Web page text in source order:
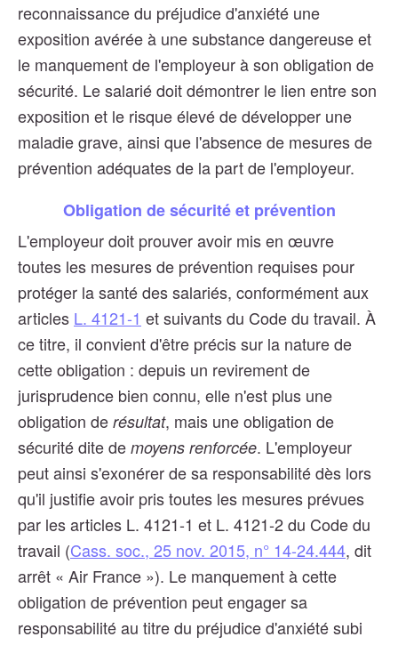
reconnaissance du préjudice d'anxiété une
exposition avérée à une substance dangereuse et
le manquement de l'employeur à son obligation de
sécurité. Le salarié doit démontrer le lien entre son
exposition et le risque élevé de développer une
maladie grave, ainsi que l'absence de mesures de
prévention adéquates de la part de l'employeur.
Obligation de sécurité et prévention
L'employeur doit prouver avoir mis en œuvre
toutes les mesures de prévention requises pour
protéger la santé des salariés, conformément aux
articles L. 4121-1 et suivants du Code du travail. À
ce titre, il convient d'être précis sur la nature de
cette obligation : depuis un revirement de
jurisprudence bien connu, elle n'est plus une
obligation de résultat, mais une obligation de
sécurité dite de moyens renforcée. L'employeur
peut ainsi s'exonérer de sa responsabilité dès lors
qu'il justifie avoir pris toutes les mesures prévues
par les articles L. 4121-1 et L. 4121-2 du Code du
travail (Cass. soc., 25 nov. 2015, n° 14-24.444, dit
arrêt « Air France »). Le manquement à cette
obligation de prévention peut engager sa
responsabilité au titre du préjudice d'anxiété subi